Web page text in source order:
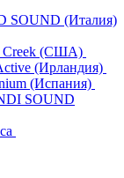
SOUND (Италия)
Creek (США)
(Ирландия)
(Испания)
SOUND